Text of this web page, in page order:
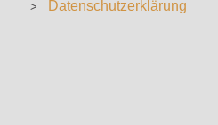
Datenschutzerklärung